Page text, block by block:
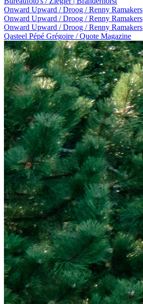
Onward Upward / Droog / Renny Ramakers
Onward Upward / Droog / Renny Ramakers
Onward Upward / Droog / Renny Ramakers
Qasteel Pépé Grégoire / Quote Magazine